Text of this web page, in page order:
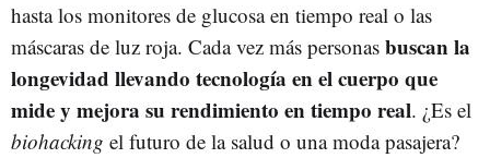
hasta los monitores de glucosa en tiempo real o las
máscaras de luz roja. Cada vez más personas buscan la
longevidad llevando tecnología en el cuerpo que
mide y mejora su rendimiento en tiempo real. ¿Es el
biohacking el futuro de la salud o una moda pasajera?